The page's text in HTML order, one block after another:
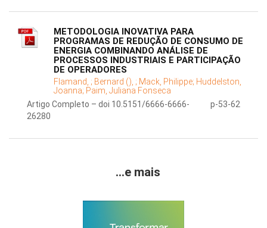
METODOLOGIA INOVATIVA PARA
PROGRAMAS DE REDUÇÃO DE CONSUMO DE
ENERGIA COMBINANDO ANÁLISE DE
PROCESSOS INDUSTRIAIS E PARTICIPAÇÃO
DE OPERADORES
Flamand, ; Bernard (), ; Mack, Philippe; Huddelston,
Joanna; Paim, Juliana Fonseca
Artigo Completo – doi 10.5151/6666-6666-
26280
p-53-62
...e mais